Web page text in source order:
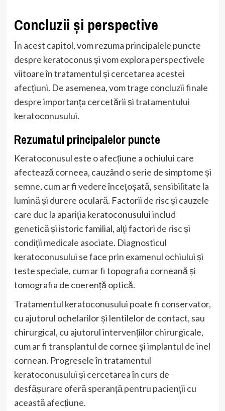
Concluzii și perspective
În acest capitol, vom rezuma principalele puncte
despre keratoconus și vom explora perspectivele
viitoare în tratamentul și cercetarea acestei
afecțiuni. De asemenea, vom trage concluzii finale
despre importanța cercetării și tratamentului
keratoconusului.
Rezumatul principalelor puncte
Keratoconusul este o afecțiune a ochiului care
afectează corneea, cauzând o serie de simptome și
semne, cum ar fi vedere încețoșată, sensibilitate la
lumină și durere oculară. Factorii de risc și cauzele
care duc la apariția keratoconusului includ
genetică și istoric familial, alți factori de risc și
condiții medicale asociate. Diagnosticul
keratoconusului se face prin examenul ochiului și
teste speciale, cum ar fi topografia corneană și
tomografia de coerență optică.
Tratamentul keratoconusului poate fi conservator,
cu ajutorul ochelarilor și lentilelor de contact, sau
chirurgical, cu ajutorul intervențiilor chirurgicale,
cum ar fi transplantul de cornee și implantul de inel
cornean. Progresele în tratamentul
keratoconusului și cercetarea în curs de
desfășurare oferă speranță pentru pacienții cu
această afecțiune.